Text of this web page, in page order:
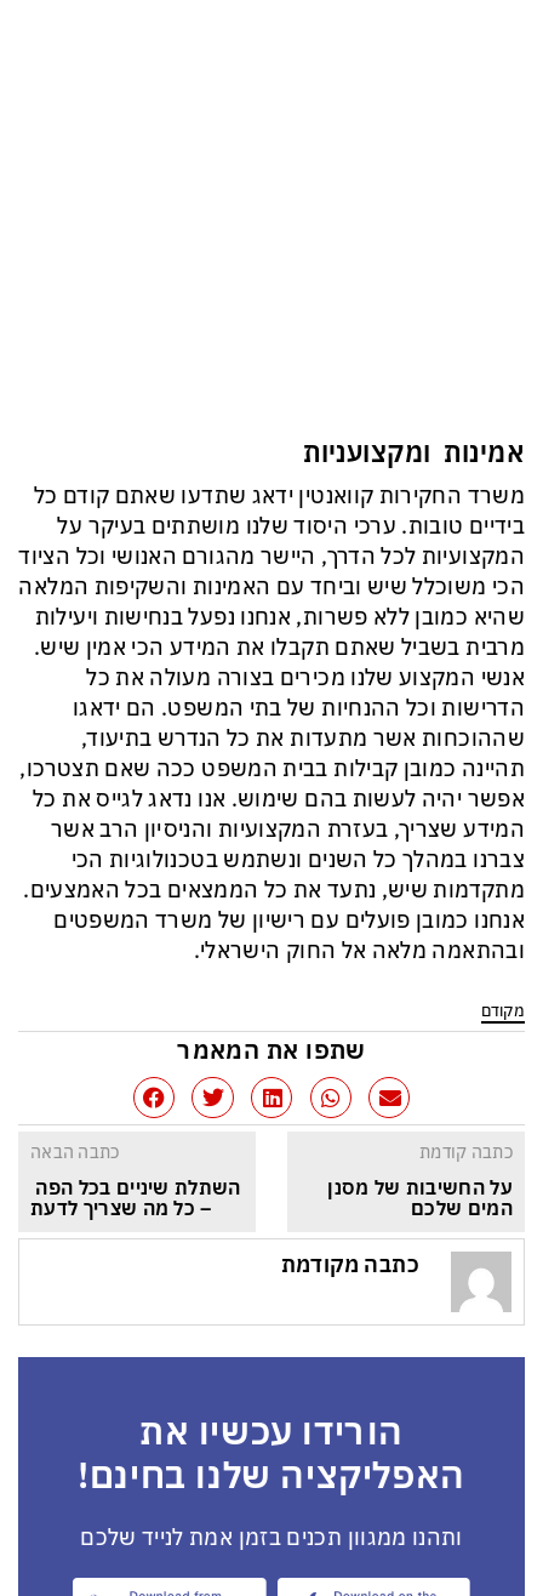
אמינות ומקצועניות
משרד החקירות קוואנטין ידאג שתדעו שאתם קודם כל
בידיים טובות. ערכי היסוד שלנו מושתתים בעיקר על
המקצועיות לכל הדרך, היישר מהגורם האנושי וכל הציוד
הכי משוכלל שיש וביחד עם האמינות והשקיפות המלאה
שהיא כמובן ללא פשרות, אנחנו נפעל בנחישות ויעילות
מרבית בשביל שאתם תקבלו את המידע הכי אמין שיש.
אנשי המקצוע שלנו מכירים בצורה מעולה את כל
הדרישות וכל ההנחיות של בתי המשפט. הם ידאגו
שההוכחות אשר מתעדות את כל הנדרש בתיעוד,
תהיינה כמובן קבילות בבית המשפט ככה שאם תצטרכו,
אפשר יהיה לעשות בהם שימוש. אנו נדאג לגייס את כל
המידע שצריך, בעזרת המקצועיות והניסיון הרב אשר
צברנו במהלך כל השנים ונשתמש בטכנולוגיות הכי
מתקדמות שיש, נתעד את כל הממצאים בכל האמצעים.
אנחנו כמובן פועלים עם רישיון של משרד המשפטים
ובהתאמה מלאה אל החוק הישראלי.
מקודם
שתפו את המאמר
כתבה קודמת
על החשיבות של מסנן
המים שלכם
כתבה הבאה
השתלת שיניים בכל הפה
– כל מה שצריך לדעת
כתבה מקודמת
הורידו עכשיו את
האפליקציה שלנו בחינם!
ותהנו ממגוון תכנים בזמן אמת לנייד שלכם